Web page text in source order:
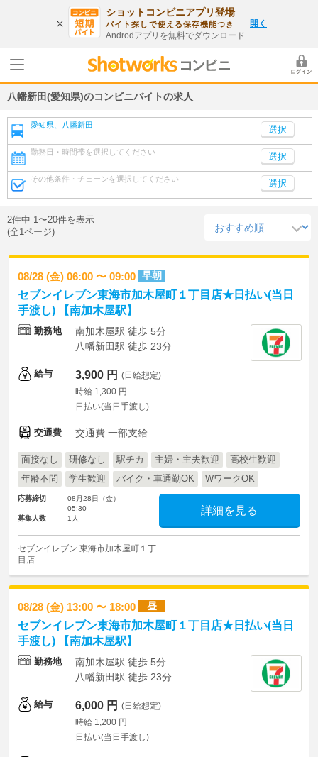
ショットコンビニアプリ登場
バイト探しで使える保存機能つき
Androdアプリを無料でダウンロード
開く
八幡新田(愛知県)のコンビニバイトの求人
愛知県、八幡新田
勤務日・時間帯を選択してください 選択
その他条件・チェーンを選択してください 選択
2件中 1〜20件を表示
(全1ページ)
08/28 (金) 06:00 〜 09:00 早朝
セブンイレブン東海市加木屋町１丁目店★日払い(当日
手渡し) 【南加木屋駅】
勤務地
南加木屋駅 徒歩 5分
八幡新田駅 徒歩 23分
給与 3,900 円 (日給想定)
時給 1,300 円
日払い(当日手渡し)
交通費 交通費 一部支給
面接なし 研修なし 駅チカ 主婦・主夫歓迎
高校生歓迎
年齢不問
学生歓迎 バイク・車通勤OK WワークOK
応募締切
08月28日（金）
05:30
募集人数
1人
詳細を見る
セブンイレブン 東海市加木屋町１丁
目店
08/28 (金) 13:00 〜 18:00 昼
セブンイレブン東海市加木屋町１丁目店★日払い(当日
手渡し) 【南加木屋駅】
勤務地
南加木屋駅 徒歩 5分
八幡新田駅 徒歩 23分
給与 6,000 円 (日給想定)
時給 1,200 円
日払い(当日手渡し)